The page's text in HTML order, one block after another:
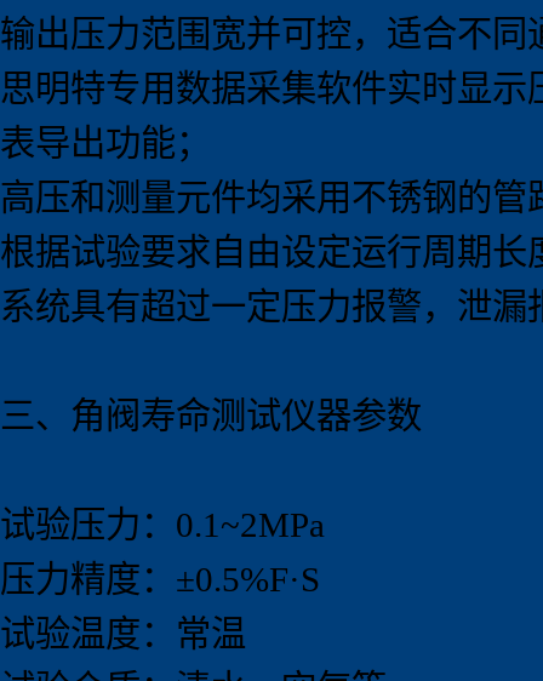
输出压力范围宽并可控，适合不
思明特专用数据采集软件实时显
表导出功能；
高压和测量元件均采用不锈钢的
根据试验要求自由设定运行周期
系统具有超过一定压力报警，泄
三、角阀寿命测试仪器参数
试验压力：0.1~2MPa
压力精度：±0.5%F·S
试验温度：常温